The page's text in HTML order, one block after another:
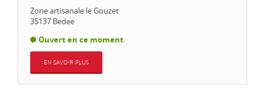
Zone artisanale le Gouzet
35137 Bedee
Ouvert en ce moment
EN SAVOIR PLUS